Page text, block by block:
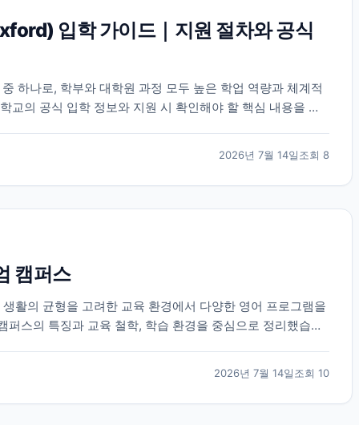
입학 가이드｜지원 절차와 공식
하나로, 학부와 대학원 과정 모두 높은 학업 역량과 체계적
교의 공식 입학 정보와 지원 시 확인해야 할 핵심 내용을 정
2026년 7월 14일조회 8
캠퍼스
활의 균형을 고려한 교육 환경에서 다양한 영어 프로그램을
스의 특징과 교육 철학, 학습 환경을 중심으로 정리했습니
2026년 7월 14일조회 10